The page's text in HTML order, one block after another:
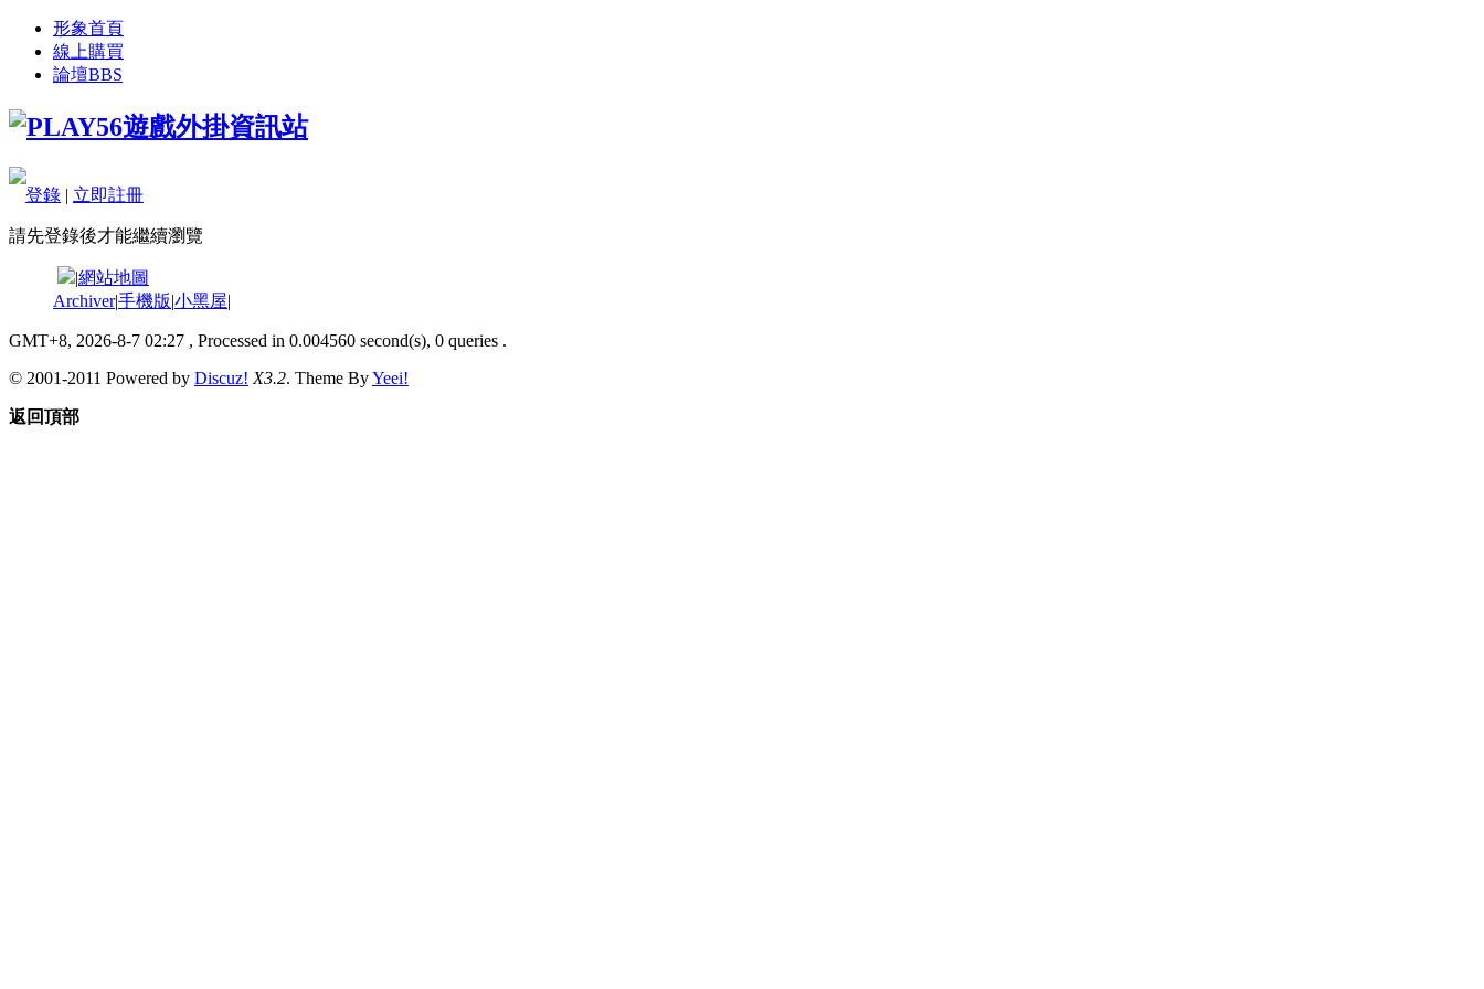
形象首頁
線上購買
論壇BBS
登錄 | 立即註冊
請先登錄後才能繼續瀏覽
|網站地圖
Archiver|手機版|小黑屋|
GMT+8, 2026-8-7 02:27 , Processed in 0.004560 second(s), 0 queries .
© 2001-2011 Powered by Discuz! X3.2. Theme ByYeei!
返回頂部